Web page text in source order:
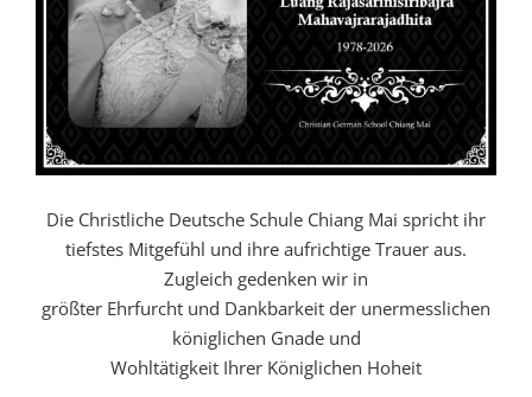
Die Christliche Deutsche Schule Chiang Mai spricht ihr
tiefstes Mitgefühl und ihre aufrichtige Trauer aus.
Zugleich gedenken wir in
größter Ehrfurcht und Dankbarkeit der unermesslichen
königlichen Gnade und
Wohltätigkeit Ihrer Königlichen Hoheit